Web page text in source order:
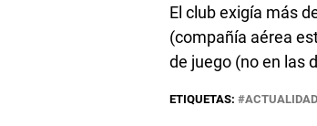
El club exigía más
(compañía aérea
de juego (no en las
ETIQUETAS: ACTUALIDAD